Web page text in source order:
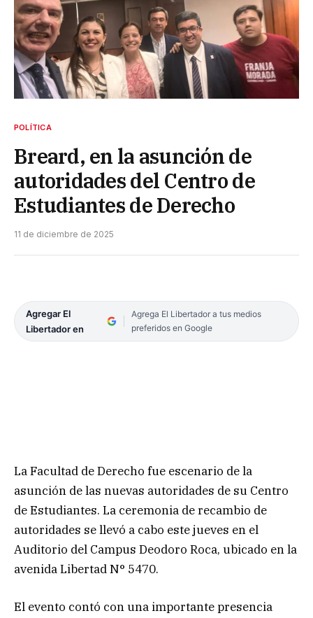
POLÍTICA
Breard, en la asunción de
autoridades del Centro de
Estudiantes de Derecho
11 de diciembre de 2025
Agregar El
Libertador en
Agrega El Libertador a tus medios
preferidos en Google
La Facultad de Derecho fue escenario de la
asunción de las nuevas autoridades de su Centro
de Estudiantes. La ceremonia de recambio de
autoridades se llevó a cabo este jueves en el
Auditorio del Campus Deodoro Roca, ubicado en la
avenida Libertad N° 5470.
El evento contó con una importante presencia